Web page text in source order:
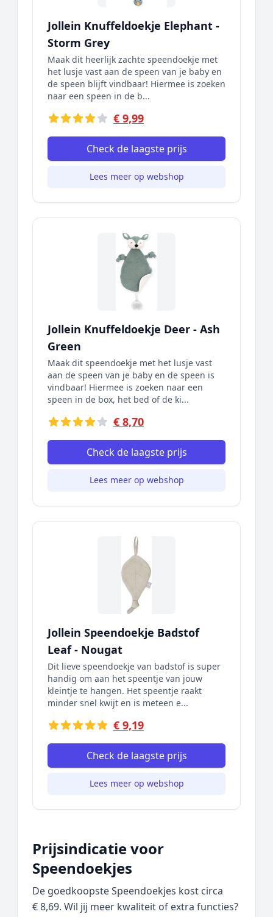
Jollein Knuffeldoekje Elephant -
Storm Grey
Maak dit heerlijk zachte speendoekje met
het lusje vast aan de speen van je baby en
de speen blijft vindbaar! Hiermee is zoeken
naar een speen in de b...
€ 9,99
Check de laagste prijs
Lees meer op webshop
Jollein Knuffeldoekje Deer - Ash
Green
Maak dit speendoekje met het lusje vast
aan de speen van je baby en de speen is
vindbaar! Hiermee is zoeken naar een
speen in de box, het bed of de ki...
€ 8,70
Check de laagste prijs
Lees meer op webshop
Jollein Speendoekje Badstof
Leaf - Nougat
Dit lieve speendoekje van badstof is super
handig om aan het speentje van jouw
kleintje te hangen. Het speentje raakt
minder snel kwijt en is meteen e...
€ 9,19
Check de laagste prijs
Lees meer op webshop
Prijsindicatie voor
Speendoekjes
De goedkoopste Speendoekjes kost circa
€ 8,69. Wil jij meer kwaliteit of extra functies?